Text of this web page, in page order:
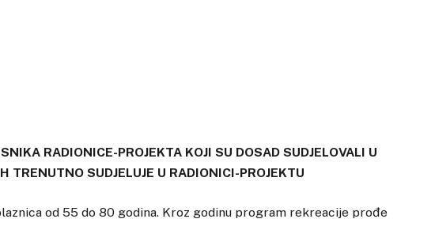
RADIONICE-PROJEKTA KOJI SU DOSAD SUDJELOVALI U
TRENUTNO SUDJELUJE U RADIONICI-PROJEKTU
od 55 do 80 godina. Kroz godinu program rekreacije prođe